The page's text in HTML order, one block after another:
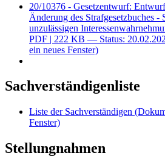
20/10376 - Gesetzentwurf:
Änderung des Strafgesetzbuches -
unzulässigen
PDF | 222 KB — Status:
ein neues Fenster)
Sachverständigenliste
Liste der Sachverständigen
Fenster)
Stellungnahmen